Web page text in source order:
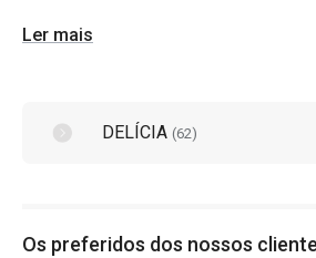
Ler mais
DELÍCIA (62)
Os preferidos dos nossos